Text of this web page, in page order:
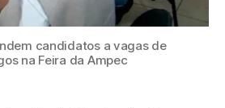
candidatos a vagas de
na Feira da Ampec